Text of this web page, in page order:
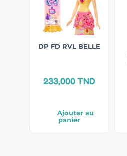
DP FD RVL BELLE
233,000TND
Ajouter au
panier